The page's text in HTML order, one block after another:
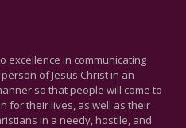
excellence in communicating
of Jesus Christ in an
so that people will come to
for their lives, as well as their
in a needy, hostile, and